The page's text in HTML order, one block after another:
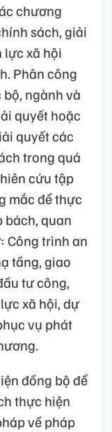
chương
sách, giải
lực xã hội
Phân công
ngành và
quyết hoặc
quyết các
trong quá
cứu tập
mắc để thực
bách, quan
Công trình an
tầng, giao
tư công,
xã hội, dự
vụ phát
đồng bộ để
thực hiện
về pháp